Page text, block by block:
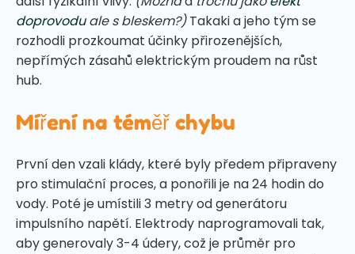
doprovoduale s bleskem?)Takaki a jeho tým se
rozhodli prozkoumat účinky přirozenějších,
nepřímých zásahů elektrickým proudem na růst
hub.
Míření na téměř chybu
První den vzali klády, které byly předem připraveny
pro stimulační proces, a ponořili je na 24 hodin do
vody. Poté je umístili 3 metry od generátoru
impulsního napětí. Elektrody naprogramovali tak,
aby generovaly 3-4 údery, což je průměr pro